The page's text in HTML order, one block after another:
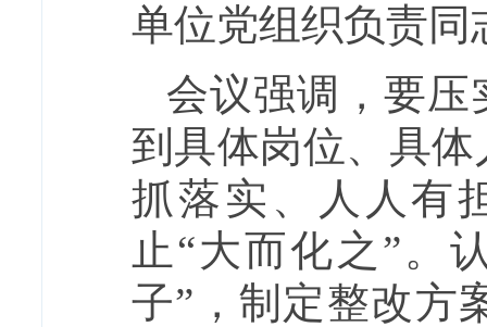
单位党组织负责
会议强调，要压
到具体岗位、具
抓落实、人人有
止“大而化之”。
子”，制定整改方